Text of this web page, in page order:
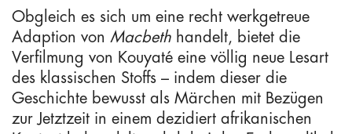
Obgleich es sich um eine recht werkgetreue
Adaption von Macbeth handelt, bietet die
Verfilmung von Kouyaté eine völlig neue Lesart
des klassischen Stoffs – indem dieser die
Geschichte bewusst als Märchen mit Bezügen
zur Jetztzeit in einem dezidiert afrikanischen